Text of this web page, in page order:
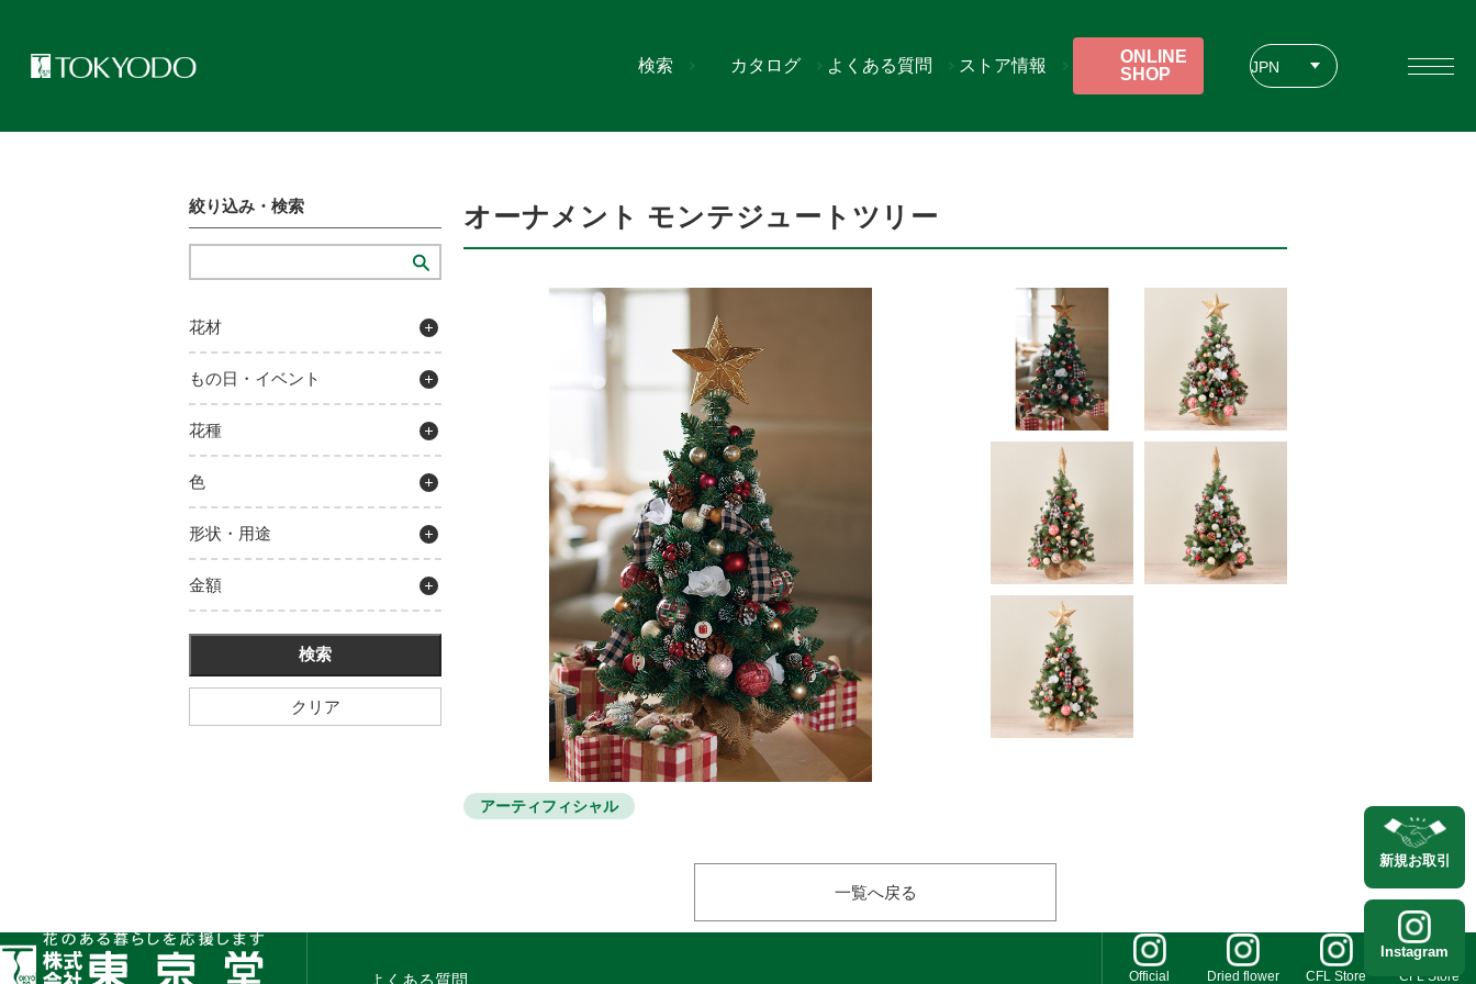
検索 JPN
カタログ よくある質問 ストア情報
ONLINE
SHOP
絞り込み・検索
花材
もの日・イベント
花種
色
形状・用途
金額
クリア
オーナメント モンテジュートツリー
アーティフィシャル
一覧へ戻る
新規お取引
Instagram
Official Dried flower CFL Store CFL Store